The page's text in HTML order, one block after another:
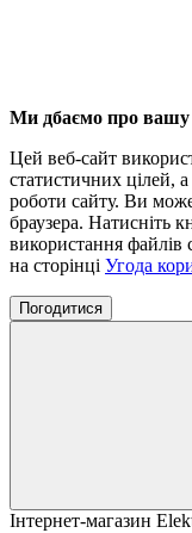
Ми дбаємо про вашу
Цей веб-сайт
статистичних цілей,
роботи сайту. Ви
браузера. Натисніть
використання
на сторінці Угода
Погодитися
Інтернет-магазин